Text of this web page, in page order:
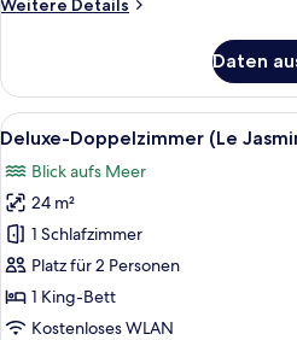
(Le
Triple,
Vue
Mer,
spa
(Le
Lagon)
Daten
Alle
Fotos
für
Deluxe-
Doppelzimmer
(Le
Jasmin)
anzeigen
4
Deluxe-Doppelzimmer (Le
Blick aufs Meer
24 m²
1 Schlafzimmer
Platz für 2 Personen
1 King-Bett
Kostenloses WLAN